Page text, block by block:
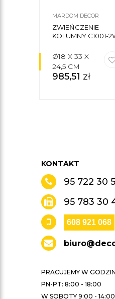
MARDOM DECOR
ZWIEŃCZENIE
KOLUMNY C1001-
Ø18 X 33 X
24,5 CM
985,51 zł
KONTAKT
95 722 30
95 783 30
608 921 068
PRACUJEMY W
PN-PT: 8:00 - 18:00
W SOBOTY 9:00 - 14:00